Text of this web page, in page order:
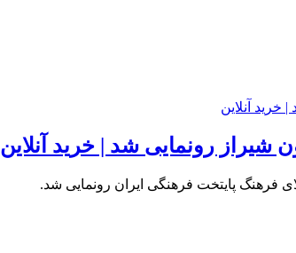
شیراز رونمایی شد | خرید آنلاین
فرهنگ پایتخت فرهنگی ایران رونمایی شد.